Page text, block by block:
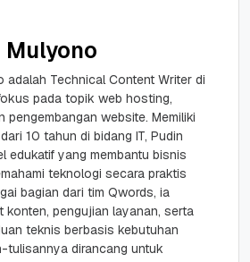
adalah Technical Content Writer di
pada topik web hosting,
pengembangan website. Memiliki
10 tahun di bidang IT, Pudin
edukatif yang membantu bisnis
teknologi secara praktis
bagian dari tim Qwords, ia
konten, pengujian layanan, serta
teknis berbasis kebutuhan
tulisannya dirancang untuk